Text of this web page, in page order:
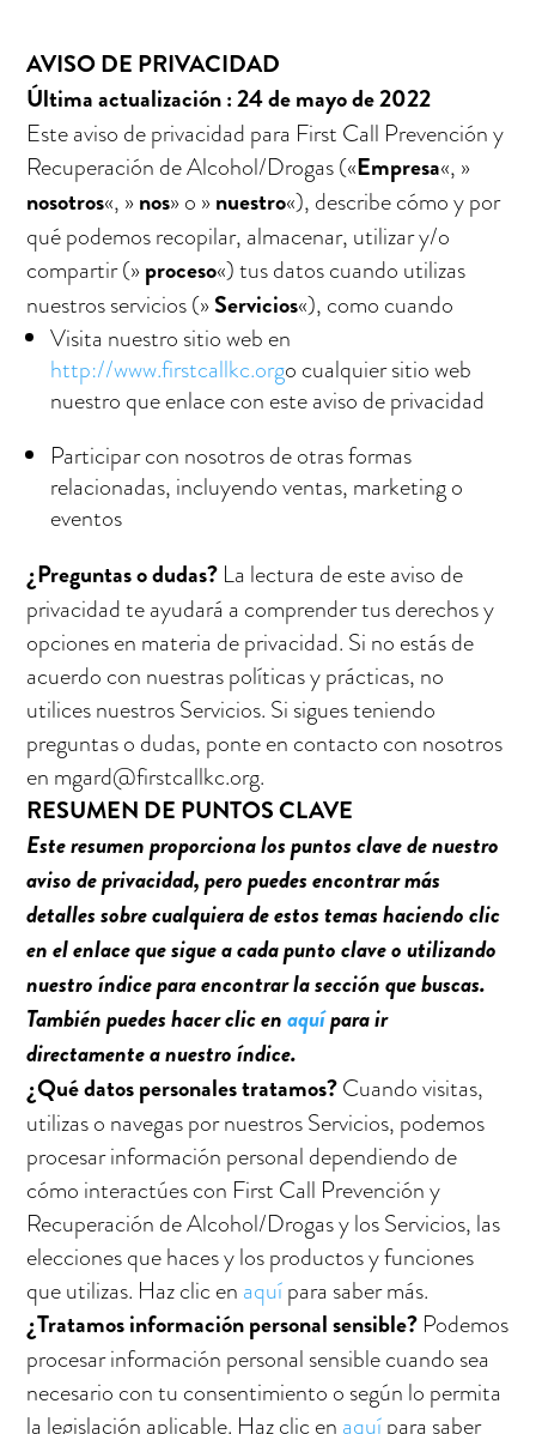
AVISO DE PRIVACIDAD
Última actualización: 24 de mayo de 2022
Este aviso de privacidad para First Call Prevención y
Recuperación de Alcohol/Drogas(«Empresa«, »
nosotros«, »nos» o »nuestro«), describe cómo y por
qué podemos recopilar, almacenar, utilizar y/o
compartir (»proceso«) tus datos cuando utilizas
nuestros servicios (»Servicios«), como cuando
Visita nuestro sitio web en
http://www.firstcallkc.orgo cualquier sitio web
nuestro que enlace con este aviso de privacidad
Participar con nosotros de otras formas
relacionadas, incluyendo ventas, marketing o
eventos
¿Preguntas o dudas? La lectura de este aviso de
privacidad te ayudará a comprender tus derechos y
opciones en materia de privacidad. Si no estás de
acuerdo con nuestras políticas y prácticas, no
utilices nuestros Servicios. Si sigues teniendo
preguntas o dudas, ponte en contacto con nosotros
en mgard@firstcallkc.org.
RESUMEN DE PUNTOS CLAVE
Este resumen proporciona los puntos clave de nuestro
aviso de privacidad, pero puedes encontrar más
detalles sobre cualquiera de estos temas haciendo clic
en el enlace que sigue a cada punto clave o utilizando
nuestro índice para encontrar la sección que buscas.
También puedes hacer clic enaquípara ir
directamente a nuestro índice.
¿Qué datos personales tratamos?Cuando visitas,
utilizas o navegas por nuestros Servicios, podemos
procesar información personal dependiendo de
cómo interactúes con First Call Prevención y
Recuperación de Alcohol/Drogasy los Servicios, las
elecciones que haces y los productos y funciones
que utilizas. Haz clic en aquípara saber más.
¿Tratamos información personal sensible? Podemos
procesar información personal sensible cuando sea
necesario con tu consentimiento o según lo permita
la legislación aplicable. Haz clic en aquípara saber